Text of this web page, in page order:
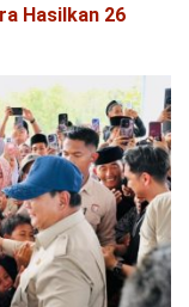
Hasilkan 26